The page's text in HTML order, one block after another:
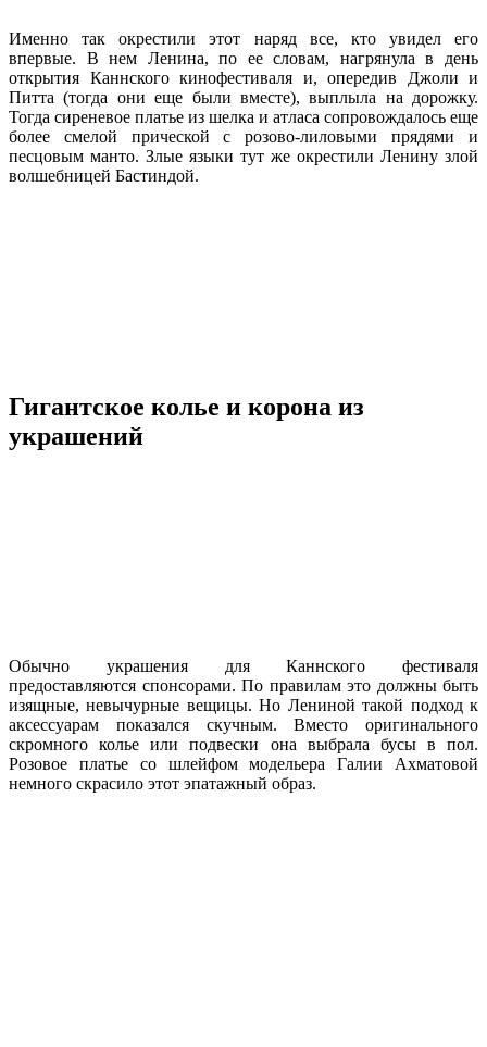
Именно так окрестили этот наряд все, кто увидел его
впервые. В нем Ленина, по ее словам, нагрянула в день
открытия Каннского кинофестиваля и, опередив Джоли и
Питта (тогда они еще были вместе), выплыла на дорожку.
Тогда сиреневое платье из шелка и атласа сопровождалось еще
более смелой прической с розово-лиловыми прядями и
песцовым манто. Злые языки тут же окрестили Ленину злой
волшебницей Бастиндой.
Гигантское колье и корона из
украшений
Обычно украшения для Каннского фестиваля
предоставляются спонсорами. По правилам это должны быть
изящные, невычурные вещицы. Но Лениной такой подход к
аксессуарам показался скучным. Вместо оригинального
скромного колье или подвески она выбрала бусы в пол.
Розовое платье со шлейфом модельера Галии Ахматовой
немного скрасило этот эпатажный образ.